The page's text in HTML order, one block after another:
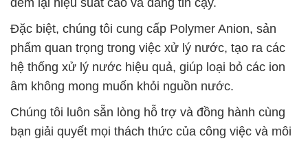
đem lại hiệu suất cao và đáng tin cậy.
Đặc biệt, chúng tôi cung cấp Polymer Anion, sản
phẩm quan trọng trong việc xử lý nước, tạo ra các
hệ thống xử lý nước hiệu quả, giúp loại bỏ các ion
âm không mong muốn khỏi nguồn nước.
Chúng tôi luôn sẵn lòng hỗ trợ và đồng hành cùng
bạn giải quyết mọi thách thức của công việc và môi